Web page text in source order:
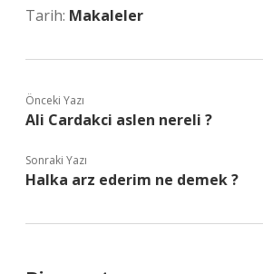
Tarih: Makaleler
Önceki Yazı
Ali Cardakci aslen nereli ?
Sonraki Yazı
Halka arz ederim ne demek ?